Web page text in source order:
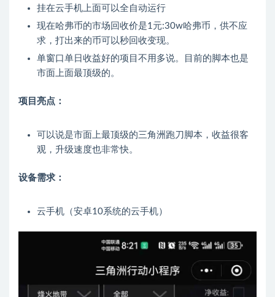
挂在云手机上面可以全自动运行
现在哈弗币的市场回收价是1元:30w哈弗币，供不应
求，打出来的币可以秒回收变现。
单窗口单日收益好的项目不用多说。目前的脚本也是
市面上面最顶级的。
项目亮点：
可以说是市面上最顶级的三角洲跑刀脚本，收益很客
观，升级速度也非常快。
设备需求：
云手机（安卓10系统的云手机）